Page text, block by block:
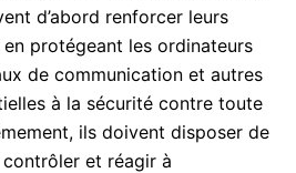
d’abord renforcer leurs
protégeant les ordinateurs
de communication et autres
à la sécurité contre toute
ils doivent disposer de
et réagir à